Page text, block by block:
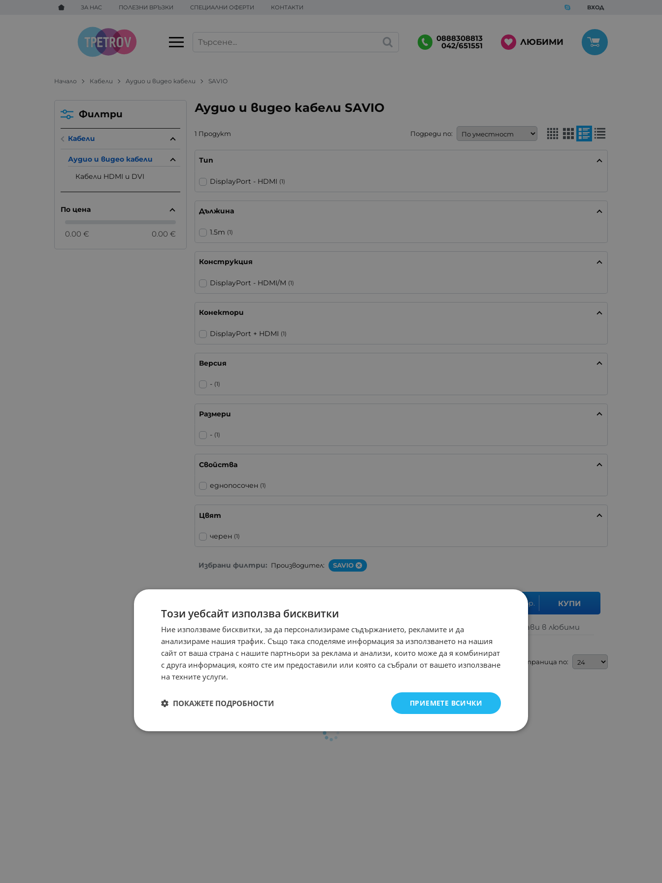
ЗА НАС ПОЛЕЗНИ ВРЪЗКИ СПЕЦИАЛНИ ОФЕРТИ КОНТАКТИ ВХОД
0888308813
042/651551 ЛЮБИМИ
Начало Кабели Аудио и видео кабели SAVIO
Аудио и видео кабели SAVIO
1 Продукт Подреди по:
Тип
DisplayPort - HDMI (1)
Дължина
1.5m (1)
Конструкция
DisplayPort - HDMI/M (1)
Конектори
DisplayPort + HDMI (1)
Версия
- (1)
Размери
- (1)
Свойства
еднопосочен (1)
Цвят
черен (1)
Избрани филтри: Производител: SAVIO
Арт.№: 240613
бр. КУПИ
Добави в любими
На страница по:
Филтри
Кабели
Аудио и видео кабели
Кабели HDMI и DVI
По цена
0.00 € 0.00 €
Този уебсайт използва бисквитки
Ние използваме бисквитки, за да персонализираме съдържанието, рекламите и да
анализираме нашия трафик. Също така споделяме информация за използването на нашия
сайт от ваша страна с нашите партньори за реклама и анализи, които може да я комбинират
с друга информация, която сте им предоставили или която са събрали от вашето използване
на техните услуги.
ПРИЕМЕТЕ ВСИЧКИ
ПОКАЖЕТЕ ПОДРОБНОСТИ